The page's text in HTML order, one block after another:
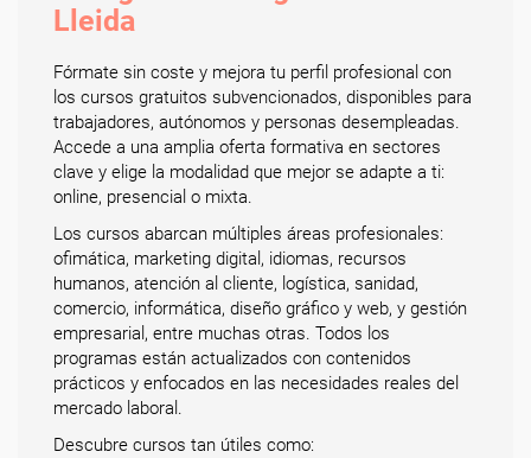
Lleida
Fórmate sin coste y mejora tu perfil profesional con
los cursos gratuitos subvencionados, disponibles para
trabajadores, autónomos y personas desempleadas.
Accede a una amplia oferta formativa en sectores
clave y elige la modalidad que mejor se adapte a ti:
online, presencial o mixta.
Los cursos abarcan múltiples áreas profesionales:
ofimática, marketing digital, idiomas, recursos
humanos, atención al cliente, logística, sanidad,
comercio, informática, diseño gráfico y web, y gestión
empresarial, entre muchas otras. Todos los
programas están actualizados con contenidos
prácticos y enfocados en las necesidades reales del
mercado laboral.
Descubre cursos tan útiles como: